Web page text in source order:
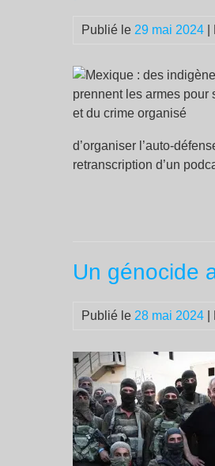
Publié le 29 mai 2024
d’organiser l’auto-
retranscription d’un
Un génocide
Publié le 28 mai 2024